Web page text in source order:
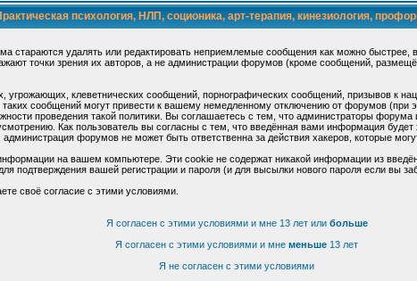
психология, НЛП, соционика, арт-терапия, кинезиология,
стараются удалять или редактировать неприемлемые сообщения как можно
точки зрения их авторов, а не администрации форумов (кроме сообщений,
угрожающих, клеветнических сообщений, порнографических сообщений, призывов к
сообщений могут привести к вашему немедленному отключению от форумов (при
проведения такой политики. Вы соглашаетесь с тем, что администраторы форума
Как пользователь вы согласны с тем, что введённая вами информация
форумов не может быть ответственна за действия хакеров, которые
на вашем компьютере. Эти cookie не содержат никакой информации из
подтверждения вашей регистрации и пароля (и для высылки нового пароля если вы
своё согласие с этими условиями.
Я согласен с этими условиями и мне 13 лет или больше
Я согласен с этими условиями и мне меньше 13 лет
Я не согласен с этими условиями